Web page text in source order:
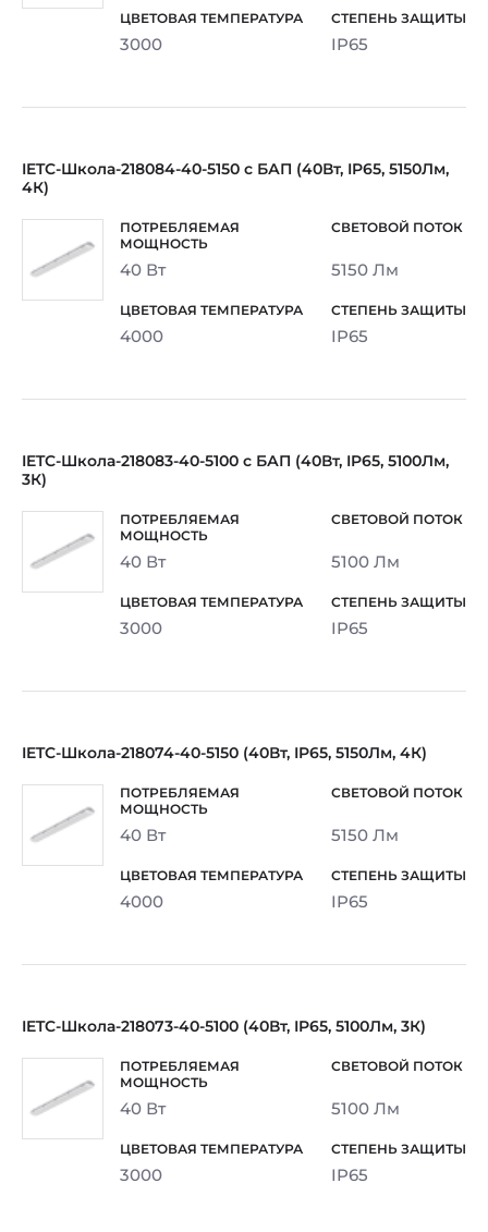
3000 IP65
IETC-Школа-218084-40-5150 с БАП (40Вт, IP65, 5150Лм,
4К)
40 Вт 5150 Лм
4000 IP65
IETC-Школа-218083-40-5100 с БАП (40Вт, IP65, 5100Лм,
3К)
40 Вт 5100 Лм
3000 IP65
IETC-Школа-218074-40-5150 (40Вт, IP65, 5150Лм, 4К)
40 Вт 5150 Лм
4000 IP65
IETC-Школа-218073-40-5100 (40Вт, IP65, 5100Лм, 3К)
40 Вт 5100 Лм
3000 IP65